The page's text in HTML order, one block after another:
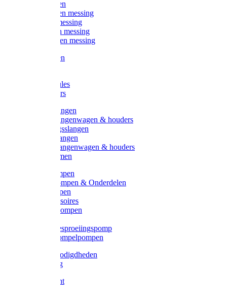
Kogelkranen
Koppelingen messing
Sproeiers messing
Tuinspuiten messing
Slangstukken messing
Handspuiten
Kunststoftules
Regenmeters
Overige slangen
Overige slangenwagen & houders
Beregeningsslangen
Gardena slangen
Gardena slangenwagen & houders
Slangklemmen
Leader pompen
Zwengelpompen & Onderdelen
Ebara pompen
Pompaccessoires
Excellent pompen
Gardena besproeiingspomp
Gardena dompelpompen
Tyleen benodigdheden
Tyleenslang
Lange bocht